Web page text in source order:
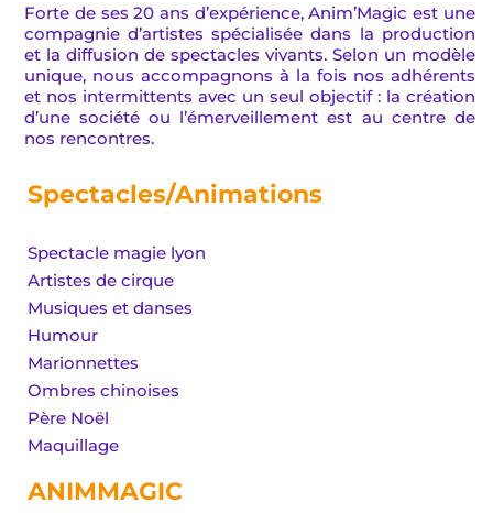
Forte de ses 20 ans d’expérience, Anim’Magic est une
compagnie d’artistes spécialisée dans la production
et la diffusion de spectacles vivants. Selon un modèle
unique, nous accompagnons à la fois nos adhérents
et nos intermittents avec un seul objectif : la création
d’une société ou l’émerveillement est au centre de
nos rencontres.
Spectacles/Animations
Spectacle magie lyon
Artistes de cirque
Musiques et danses
Humour
Marionnettes
Ombres chinoises
Père Noël
Maquillage
ANIMMAGIC